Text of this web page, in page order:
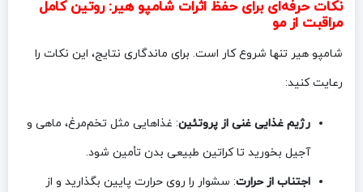
نکات حرفه‌ای برای حفظ اثرات شامپو هیر: روتین کامل
مراقبت از مو
شامپو هیر تنها شروع کار است. برای ماندگاری نتایج، این نکات را
رعایت کنید:
رژیم غذایی غنی از پروتئین: غذاهایی مثل تخم‌مرغ، ماهی و
آجیل بخورید تا کراتین طبیعی بدن تأمین شود.
اجتناب از حرارت: سشوار را روی حرارت پایین بگذارید و از